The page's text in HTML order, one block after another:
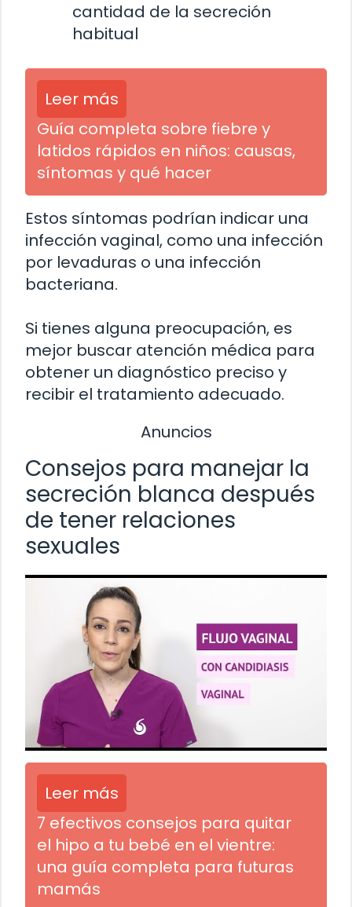
cantidad de la secreción
habitual
Leer más
Guía completa sobre fiebre y
latidos rápidos en niños: causas,
síntomas y qué hacer
Estos síntomas podrían indicar una
infección vaginal, como una infección
por levaduras o una infección
bacteriana.
Si tienes alguna preocupación, es
mejor buscar atención médica para
obtener un diagnóstico preciso y
recibir el tratamiento adecuado.
Anuncios
Consejos para manejar la
secreción blanca después
de tener relaciones
sexuales
Leer más
7 efectivos consejos para quitar
el hipo a tu bebé en el vientre:
una guía completa para futuras
mamás